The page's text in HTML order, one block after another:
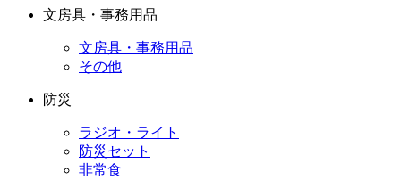
文房具・事務用品
文房具・事務用品
その他
防災
ラジオ・ライト
防災セット
非常食